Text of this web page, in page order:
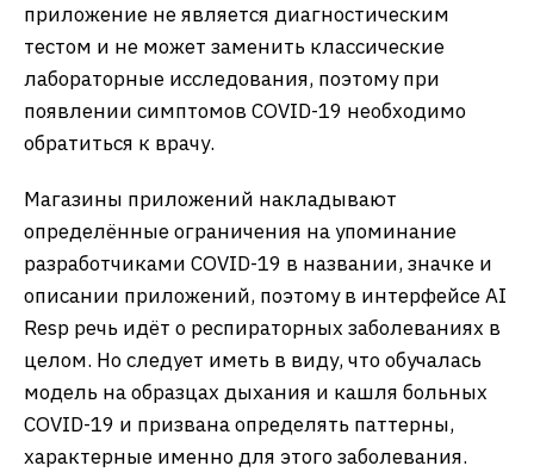
приложение не является диагностическим
тестом и не может заменить классические
лабораторные исследования, поэтому при
появлении симптомов COVID-19 необходимо
обратиться к врачу.
Магазины приложений накладывают
определённые ограничения на упоминание
разработчиками COVID-19 в названии, значке и
описании приложений, поэтому в интерфейсе AI
Resp речь идёт о респираторных заболеваниях в
целом. Но следует иметь в виду, что обучалась
модель на образцах дыхания и кашля больных
COVID-19 и призвана определять паттерны,
характерные именно для этого заболевания.